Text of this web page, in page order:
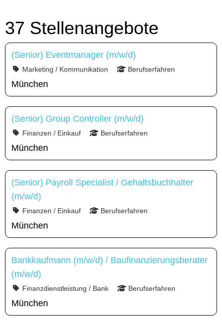
37 Stellenangebote
(Senior) Eventmanager (m/w/d)
Marketing / Kommunikation Berufserfahren
München
(Senior) Group Controller (m/w/d)
Finanzen / Einkauf Berufserfahren
München
(Senior) Payroll Specialist / Gehaltsbuchhalter
(m/w/d)
Finanzen / Einkauf Berufserfahren
München
Bankkaufmann (m/w/d) / Baufinanzierungsberater
(m/w/d)
Finanzdienstleistung / Bank Berufserfahren
München